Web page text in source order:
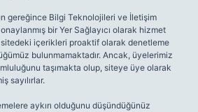
gereğince Bilgi Teknolojileri ve İletişim
bir Yer Sağlayıcı olarak hizmet
içerikleri proaktif olarak denetleme
bulunmamaktadır. Ancak, üyelerimiz
taşımakta olup, siteye üye olarak
sayılırlar.
aykırı olduğunu düşündüğünüz